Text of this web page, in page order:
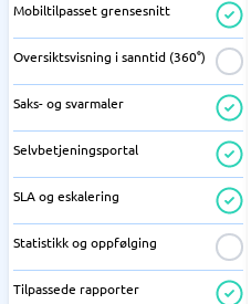
Mobiltilpasset grensesnitt
Oversiktsvisning i sanntid (360°)
Saks- og svarmaler
Selvbetjeningsportal
SLA og eskalering
Statistikk og oppfølging
Tilpassede rapporter